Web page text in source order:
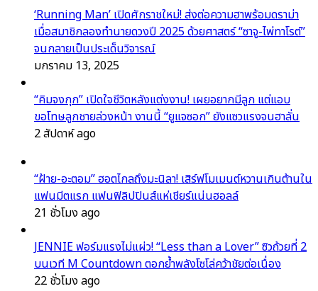
‘Running Man’ เปิดศักราชใหม่! ส่งต่อความฮาพร้อมดราม่า
เมื่อสมาชิกลองทำนายดวงปี 2025 ด้วยศาสตร์ “ซาจู-ไพ่ทาโรต์”
จนกลายเป็นประเด็นวิจารณ์
มกราคม 13, 2025
“คิมจงกุก” เปิดใจชีวิตหลังแต่งงาน! เผยอยากมีลูก แต่แอบ
ขอโทษลูกชายล่วงหน้า งานนี้ “ยูแจซอก” ยังแซวแรงจนฮาลั่น
2 สัปดาห์ ago
“ฝ้าย-อะตอม” ฮอตไกลถึงมะนิลา! เสิร์ฟโมเมนต์หวานเกินต้านใน
แฟนมีตแรก แฟนฟิลิปปินส์แห่เชียร์แน่นฮอลล์
21 ชั่วโมง ago
JENNIE ฟอร์มแรงไม่แผ่ว! “Less than a Lover” ซิวถ้วยที่ 2
บนเวที M Countdown ตอกย้ำพลังโซโล่คว้าชัยต่อเนื่อง
22 ชั่วโมง ago